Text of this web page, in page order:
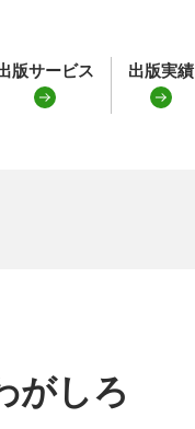
版サービス 出版実績
がしろ